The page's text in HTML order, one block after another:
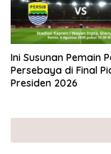
Ini Susunan Pemain
Persebaya di Final
Presiden 2026